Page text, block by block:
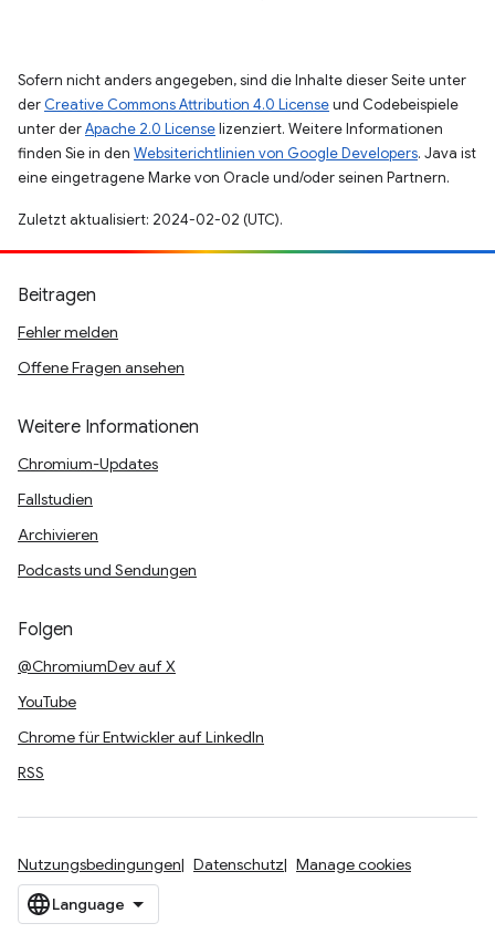
Sofern nicht anders angegeben, sind die Inhalte dieser Seite unter
der Creative Commons Attribution 4.0 Licenseund Codebeispiele
unter derApache 2.0 Licenselizenziert. Weitere Informationen
finden Sie in den Websiterichtlinien von Google Developers. Java ist
eine eingetragene Marke von Oracle und/oder seinen Partnern.
Zuletzt aktualisiert: 2024-02-02 (UTC).
Beitragen
Fehler melden
Offene Fragen ansehen
Weitere Informationen
Chromium-Updates
Fallstudien
Archivieren
Podcasts und Sendungen
Folgen
@ChromiumDev auf X
YouTube
Chrome für Entwickler auf LinkedIn
RSS
Nutzungsbedingungen Datenschutz Manage cookies